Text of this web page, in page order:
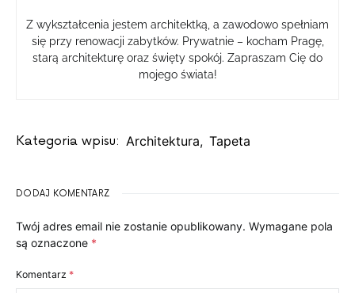
Z wykształcenia jestem architektką, a zawodowo spełniam
się przy renowacji zabytków. Prywatnie – kocham Pragę,
starą architekturę oraz święty spokój. Zapraszam Cię do
mojego świata!
Kategoria wpisu: Architektura, Tapeta
DODAJ KOMENTARZ
Twój adres email nie zostanie opublikowany. Wymagane pola
są oznaczone *
Komentarz *